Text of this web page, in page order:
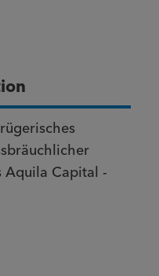
Aquila Capital -